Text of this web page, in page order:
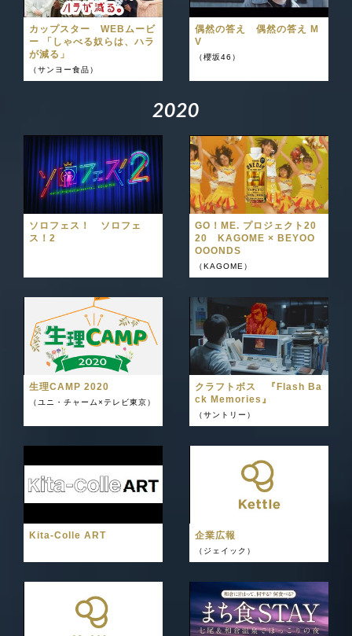
カップスター WEBムービ
ー 「しゃべる奴らは、ハラ
が減る」
（サンヨー食品）
偶然の答え 偶然の答え M
V
（櫻坂46）
2020
ソロフェス！ ソロフェ
ス！2
GO！ME. プロジェクト20
20 KAGOME × BEYOO
OOONDS
（KAGOME）
生理CAMP 2020
（ユニ・チャーム×テレビ東京）
クラフトボス 『Flash Ba
ck Memories』
（サントリー）
Kita-Colle ART 企業広報
（ジェイック）